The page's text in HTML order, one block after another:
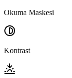
Okuma Maskesi
Kontrast